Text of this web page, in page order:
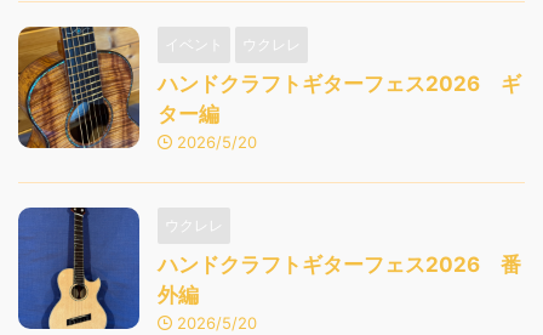
イベント ウクレレ
ハンドクラフトギターフェス2026 ギ
ター編
2026/5/20
ウクレレ
ハンドクラフトギターフェス2026 番
外編
2026/5/20